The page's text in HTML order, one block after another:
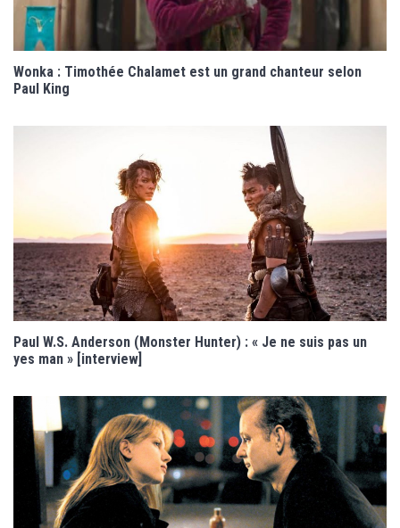
Wonka : Timothée Chalamet est un grand chanteur selon
Paul King
Paul W.S. Anderson (Monster Hunter) : « Je ne suis pas un
yes man » [interview]